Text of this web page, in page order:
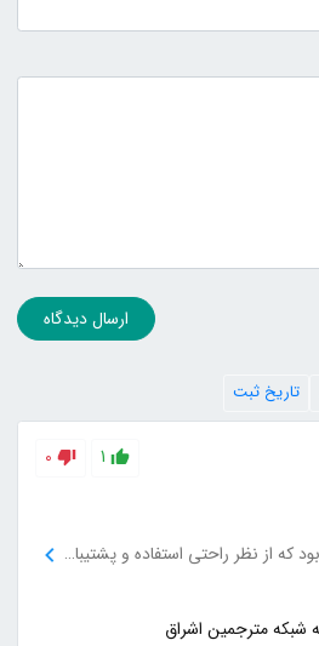
ارسال دیدگاه
تاریخ ثبت
1
0
یکی از بهترین سایت‌هایی بود که از نظر راحتی استفاده و پشتیبانی تجربه کردم.